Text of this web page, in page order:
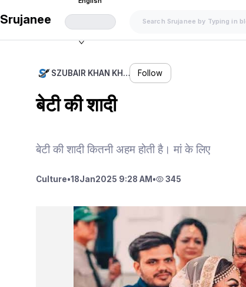
Srujanee
SZUBAIR KHAN KH… Follow
बेटी की शादी
बेटी की शादी कितनी अहम होती है। मां के लिए
Culture•18Jan2025 9:28 AM • 345